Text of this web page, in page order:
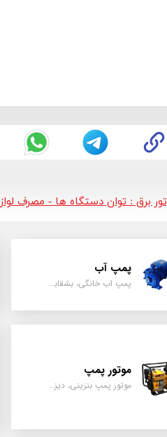
برق : توان دستگاه ها - مصرف
پمپ آب
پمپ اب خانگی، بشقابی ، جتی ، دو پروانه کشاورزی
موتور پمپ
موتور پمپ بنزینی، دیزلی، نفتی ، یک اینچ به بالا